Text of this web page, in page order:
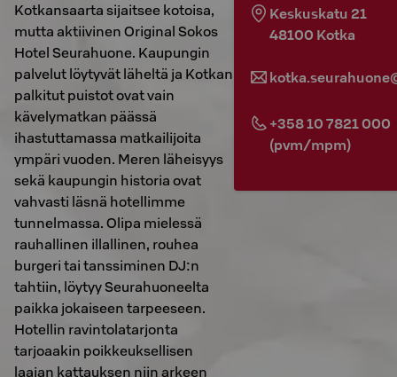
Kotkansaarta sijaitsee kotoisa,
mutta aktiivinen Original Sokos
Hotel Seurahuone. Kaupungin
palvelut löytyvät läheltä ja Kotkan
palkitut puistot ovat vain
kävelymatkan päässä
ihastuttamassa matkailijoita
ympäri vuoden. Meren läheisyys
sekä kaupungin historia ovat
vahvasti läsnä hotellimme
tunnelmassa. Olipa mielessä
rauhallinen illallinen, rouhea
burgeri tai tanssiminen DJ:n
tahtiin, löytyy Seurahuoneelta
paikka jokaiseen tarpeeseen.
Hotellin ravintolatarjonta
tarjoaakin poikkeuksellisen
laajan kattauksen niin arkeen
Keskuskatu 21
48100 Kotka
+358 10 7821 000
(pvm/mpm)